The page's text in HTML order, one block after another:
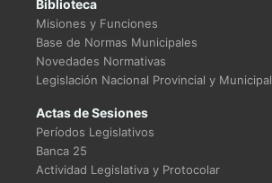
Biblioteca
Misiones y Funciones
Base de Normas Municipales
Novedades Normativas
Legislación Nacional Provincial y Municipal
Actas de Sesiones
Períodos Legislativos
Banca 25
Actividad Legislativa y Protocolar